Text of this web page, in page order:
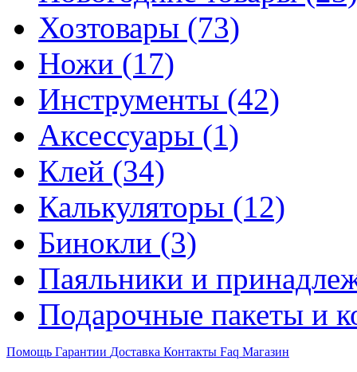
Хозтовары (73)
Ножи (17)
Инструменты (42)
Аксессуары (1)
Клей (34)
Калькуляторы (12)
Бинокли (3)
Паяльники и
Подарочные пакеты и
Помощь Гарантии Доставка Контакты Faq Магазин